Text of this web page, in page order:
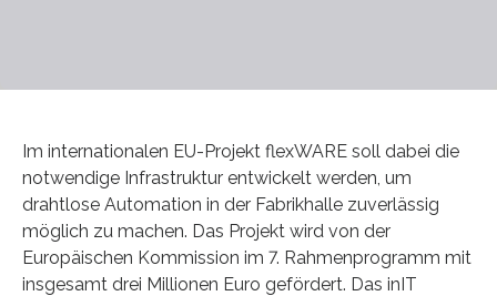
Im internationalen EU-Projekt flexWARE soll dabei die
notwendige Infrastruktur entwickelt werden, um
drahtlose Automation in der Fabrikhalle zuverlässig
möglich zu machen. Das Projekt wird von der
Europäischen Kommission im 7. Rahmenprogramm mit
insgesamt drei Millionen Euro gefördert. Das inIT